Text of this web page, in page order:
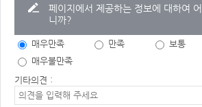
페이지에서 제공하는 정보에 대하여
니까?
매우만족 만족 보통
매우불만족
기타의견 :